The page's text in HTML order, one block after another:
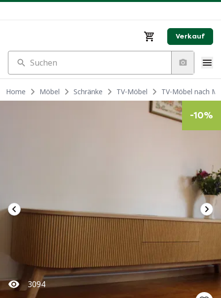
Verkauf
Suchen
Home Möbel Schränke TV-Möbel TV-Möbel nach
3094
-10%